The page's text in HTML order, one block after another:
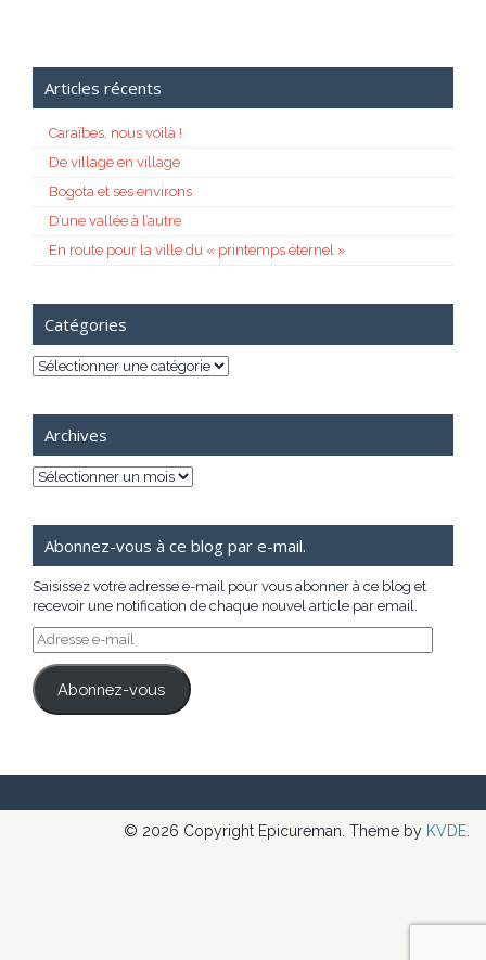
Articles récents
Caraïbes, nous voilà !
De village en village
Bogota et ses environs
D’une vallée à l’autre
En route pour la ville du « printemps éternel »
Catégories
Catégories
Archives
Archives
Abonnez-vous à ce blog par e-mail.
Saisissez votre adresse e-mail pour vous abonner à ce blog et
recevoir une notification de chaque nouvel article par email.
Adresse
e-
mail
Abonnez-vous
© 2026 Copyright Epicureman. Theme by KVDE.